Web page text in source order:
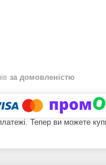
за домовленістю
Тепер ви можете